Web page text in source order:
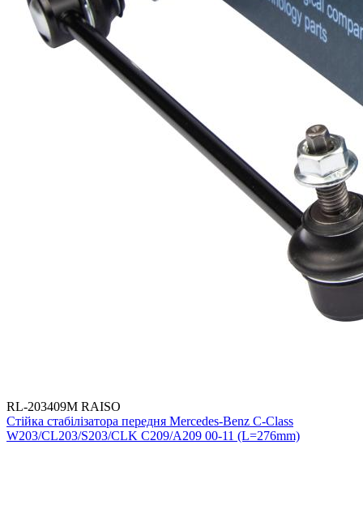
RL-203409M RAISO
Стійка стабілізатора передня Mercedes-Benz C-Class
W203/CL203/S203/CLK C209/A209 00-11 (L=276mm)